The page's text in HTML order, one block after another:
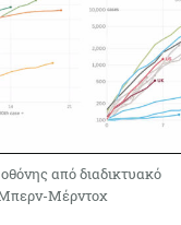
από διαδικτυακό
Μπερν-Μέρντοχ